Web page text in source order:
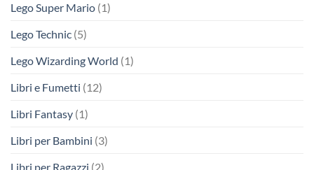
Lego Super Mario (1)
Lego Technic (5)
Lego Wizarding World (1)
Libri e Fumetti (12)
Libri Fantasy (1)
Libri per Bambini (3)
Libri per Ragazzi (2)